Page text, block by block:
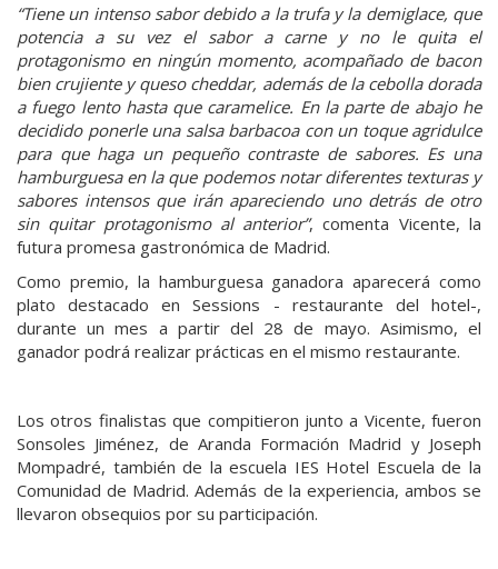
“Tiene un intenso sabor debido a la trufa y la demiglace, que
potencia a su vez el sabor a carne y no le quita el
protagonismo en ningún momento, acompañado de bacon
bien crujiente y queso cheddar, además de la cebolla dorada
a fuego lento hasta que caramelice. En la parte de abajo he
decidido ponerle una salsa barbacoa con un toque agridulce
para que haga un pequeño contraste de sabores. Es una
hamburguesa en la que podemos notar diferentes texturas y
sabores intensos que irán apareciendo uno detrás de otro
sin quitar protagonismo al anterior”, comenta Vicente, la
futura promesa gastronómica de Madrid.
Como premio, la hamburguesa ganadora aparecerá como
plato destacado en Sessions - restaurante del hotel-,
durante un mes a partir del 28 de mayo. Asimismo, el
ganador podrá realizar prácticas en el mismo restaurante.
Los otros finalistas que compitieron junto a Vicente, fueron
Sonsoles Jiménez, de Aranda Formación Madrid y Joseph
Mompadré, también de la escuela IES Hotel Escuela de la
Comunidad de Madrid. Además de la experiencia, ambos se
llevaron obsequios por su participación.